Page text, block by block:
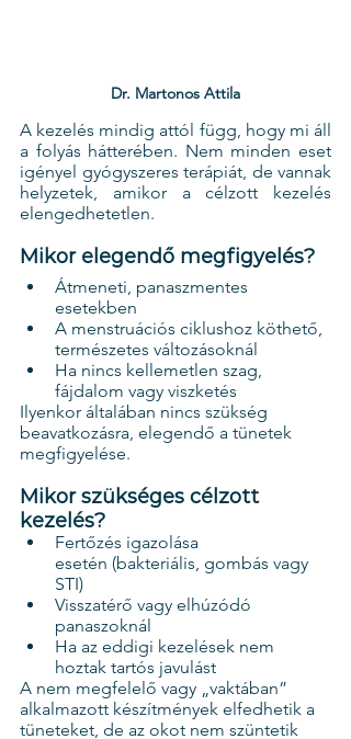
Dr. Martonos Attila
A kezelés mindig attól függ, hogy mi áll
a folyás hátterében. Nem minden eset
igényel gyógyszeres terápiát, de vannak
helyzetek, amikor a célzott kezelés
elengedhetetlen.
Mikor elegendő megfigyelés?
Átmeneti, panaszmentes
esetekben
A menstruációs ciklushoz köthető,
természetes változásoknál
Ha nincs kellemetlen szag,
fájdalom vagy viszketés
Ilyenkor általában nincs szükség
beavatkozásra, elegendő a tünetek
megfigyelése.
Mikor szükséges célzott
kezelés?
Fertőzés igazolása
esetén (bakteriális, gombás vagy
STI)
Visszatérő vagy elhúzódó
panaszoknál
Ha az eddigi kezelések nem
hoztak tartós javulást
A nem megfelelő vagy „vaktában”
alkalmazott készítmények elfedhetik a
tüneteket, de az okot nem szüntetik